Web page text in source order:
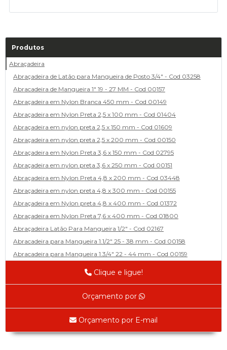
Produtos
Abraçadeira
Abraçadeira de Latão para Mangueira de Posto 3/4" - Cod 03258
Abracadeira de Mangueira 1" 19 - 27 MM - Cod 00157
Abraçadeira em Nylon Branca 450 mm - Cod 00149
Abraçadeira em Nylon Preta 2,5 x 100 mm - Cod 01404
Abraçadeira em nylon preta 2,5 x 150 mm - Cod 01609
Abraçadeira em nylon preta 2,5 x 200 mm - Cod 00150
Abraçadeira em Nylon Preta 3,6 x 150 mm - Cod 02795
Abraçadeira em nylon preta 3,6 x 250 mm - Cod 00151
Abraçadeira em Nylon Preta 4,8 x 200 mm - Cod 03448
Abraçadeira em nylon preta 4,8 x 300 mm - Cod 00155
Abraçadeira em Nylon preta 4,8 x 400 mm - Cod 01372
Abraçadeira em Nylon Preta 7,6 x 400 mm - Cod 01800
Abraçadeira Latão Para Mangueira 1/2" - Cod 02167
Abracadeira para Mangueira 1.1/2" 25 - 38 mm - Cod 00158
Abracadeira para Mangueira 1.3/4" 22 - 44 mm - Cod 00159
Abracadeira para Mangueira 1/2' 14 - 22 - Cod 02585
Abracadeira para Mangueira 2" 44 - 57 - Cod 02471
Abracadeira para Mangueira 3' 70 - 89 - Cod 02588
Abracadeira para Mangueira 3/8" 13 - 19 - Cod 02169
Clique e ligue!
Orçamento por
Orçamento por E-mail